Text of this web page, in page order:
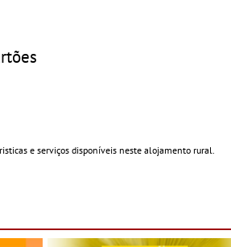
e serviços disponíveis neste alojamento rural.